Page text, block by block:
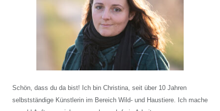
Schön, dass du da bist! Ich bin Christina, seit über 10 Jahren
selbstständige Künstlerin im Bereich Wild- und Haustiere. Ich mache